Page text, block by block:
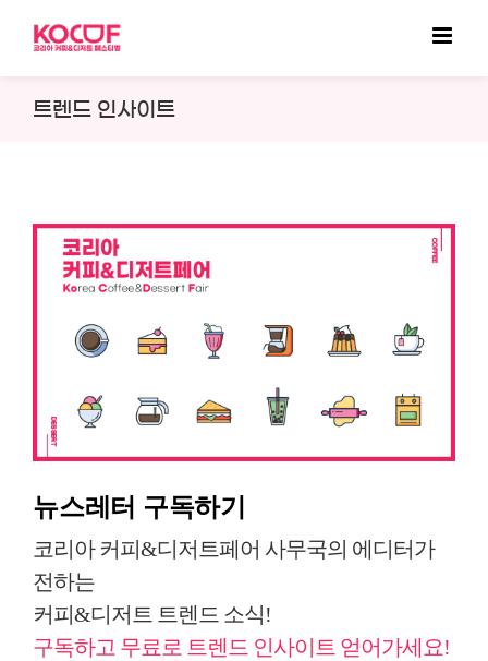
content
트렌드 인사이트
뉴스레터 구독하기
코리아 커피&디저트페어 사무국의 에디터가
전하는
커피&디저트 트렌드 소식!
구독하고 무료로 트렌드 인사이트 얻어가세요!